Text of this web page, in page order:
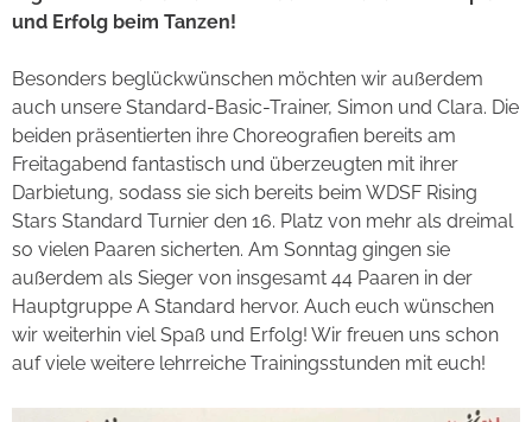
und Erfolg beim Tanzen!
Besonders beglückwünschen möchten wir außerdem
auch unsere Standard-Basic-Trainer, Simon und Clara. Die
beiden präsentierten ihre Choreografien bereits am
Freitagabend fantastisch und überzeugten mit ihrer
Darbietung, sodass sie sich bereits beim WDSF Rising
Stars Standard Turnier den 16. Platz von mehr als dreimal
so vielen Paaren sicherten. Am Sonntag gingen sie
außerdem als Sieger von insgesamt 44 Paaren in der
Hauptgruppe A Standard hervor. Auch euch wünschen
wir weiterhin viel Spaß und Erfolg! Wir freuen uns schon
auf viele weitere lehrreiche Trainingsstunden mit euch!